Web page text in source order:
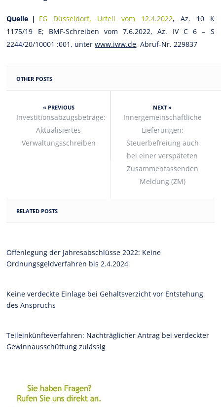
Quelle | FG Düsseldorf, Urteil vom 12.4.2022, Az. 10 K
1175/19 E; BMF-Schreiben vom 7.6.2022, Az. IV C 6 – S
2244/20/10001 :001, unterwww.iww.de, Abruf-Nr. 229837
OTHER POSTS
« PREVIOUS
Investitionsabzugsbeträge:
Aktualisiertes
Verwaltungsschreiben
NEXT »
Innergemeinschaftliche
Lieferungen:
Steuerbefreiung auch
bei einer verspäteten
Zusammenfassenden
Meldung (ZM)
RELATED POSTS
Offenlegung der Jahresabschlüsse 2022: Keine
Ordnungsgeldverfahren bis 2.4.2024
Keine verdeckte Einlage bei Gehaltsverzicht vor Entstehung
des Anspruchs
Teileinkünfteverfahren: Nachträglicher Antrag bei verdeckter
Gewinnausschüttung zulässig